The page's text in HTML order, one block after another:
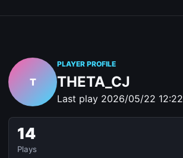
T
PLAYER PROFILE
THETA_CJ
Last play 2026/05/22 12:22
14
Plays